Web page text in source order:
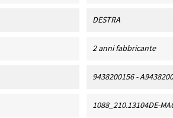
DESTRA
2 anni fabbricante
9438200156 -
1088_210.13104DE-